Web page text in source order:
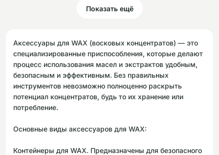
Показать ещё
Аксессуары для WAX (восковых концентратов) — это
специализированные приспособления, которые делают
процесс использования масел и экстрактов удобным,
безопасным и эффективным. Без правильных
инструментов невозможно полноценно раскрыть
потенциал концентратов, будь то их хранение или
потребление.
Основные виды аксессуаров для WAX:
Контейнеры для WAX. Предназначены для безопасного